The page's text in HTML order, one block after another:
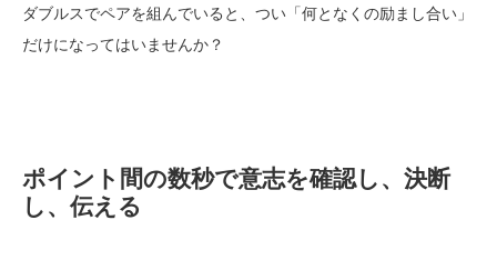
ダブルスでペアを組んでいると、つい「何となくの励まし合い」
だけになってはいませんか？
ポイント間の数秒で意志を確認し、決断
し、伝える